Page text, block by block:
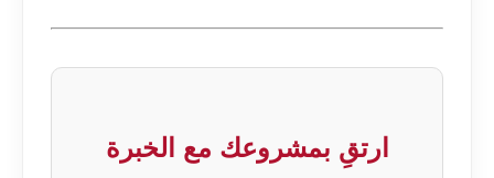
ارتقِ بمشروعك مع الخبرة